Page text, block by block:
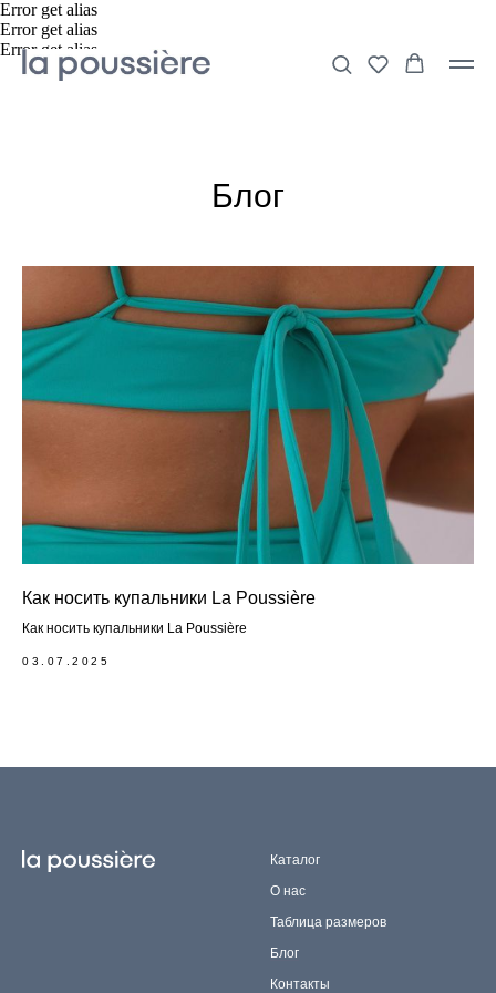
Error get alias
Error get alias
Error get alias
Блог
Как носить купальники La Poussière
Как носить купальники La Poussière
03.07.2025
Каталог
О нас
Таблица размеров
Блог
Контакты